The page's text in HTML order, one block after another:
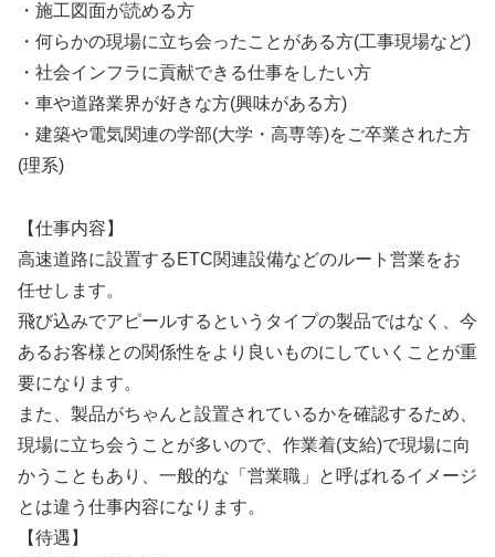
・施工図面が読める方
・何らかの現場に立ち会ったことがある方(工事現場など)
・社会インフラに貢献できる仕事をしたい方
・車や道路業界が好きな方(興味がある方)
・建築や電気関連の学部(大学・高専等)をご卒業された方
(理系)
【仕事内容】
高速道路に設置するETC関連設備などのルート営業をお
任せします。
飛び込みでアピールするというタイプの製品ではなく、今
あるお客様との関係性をより良いものにしていくことが重
要になります。
また、製品がちゃんと設置されているかを確認するため、
現場に立ち会うことが多いので、作業着(支給)で現場に向
かうこともあり、一般的な「営業職」と呼ばれるイメージ
とは違う仕事内容になります。
【待遇】